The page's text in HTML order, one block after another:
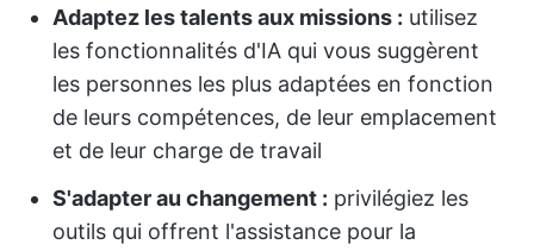
Adaptez les talents aux missions : utilisez
les fonctionnalités d'IA qui vous suggèrent
les personnes les plus adaptées en fonction
de leurs compétences, de leur emplacement
et de leur charge de travail
S'adapter au changement : privilégiez les
outils qui offrent l'assistance pour la